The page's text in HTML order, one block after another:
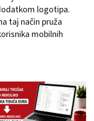
logotipa.
taj način pruža
mobilnih